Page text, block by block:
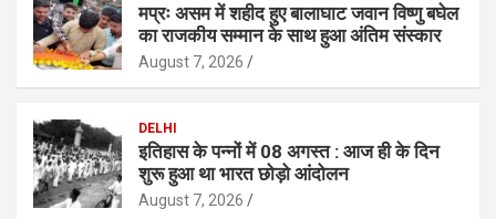
मप्रः असम में शहीद हुए बालाघाट जवान विष्णु बघेल
का राजकीय सम्मान के साथ हुआ अंतिम संस्कार
August 7, 2026
DELHI
इतिहास के पन्नों में 08 अगस्त : आज ही के दिन
शुरू हुआ था भारत छोड़ो आंदोलन
August 7, 2026